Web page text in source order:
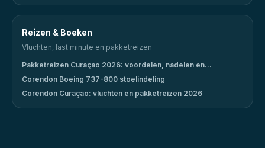
Reizen & Boeken
Vluchten, last minute en pakketreizen
Pakketreizen Curaçao 2026: voordelen, nadelen en
aanbieders
Corendon Boeing 737-800 stoelindeling
Corendon Curaçao: vluchten en pakketreizen 2026